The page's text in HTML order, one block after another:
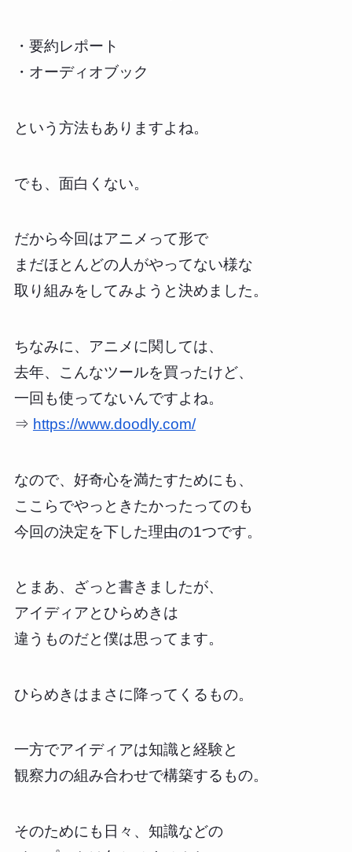
・要約レポート
・オーディオブック
という方法もありますよね。
でも、面白くない。
だから今回はアニメって形で
まだほとんどの人がやってない様な
取り組みをしてみようと決めました。
ちなみに、アニメに関しては、
去年、こんなツールを買ったけど、
一回も使ってないんですよね。
⇒ https://www.doodly.com/
なので、好奇心を満たすためにも、
ここらでやっときたかったってのも
今回の決定を下した理由の1つです。
とまあ、ざっと書きましたが、
アイディアとひらめきは
違うものだと僕は思ってます。
ひらめきはまさに降ってくるもの。
一方でアイディアは知識と経験と
観察力の組み合わせで構築するもの。
そのためにも日々、知識などの